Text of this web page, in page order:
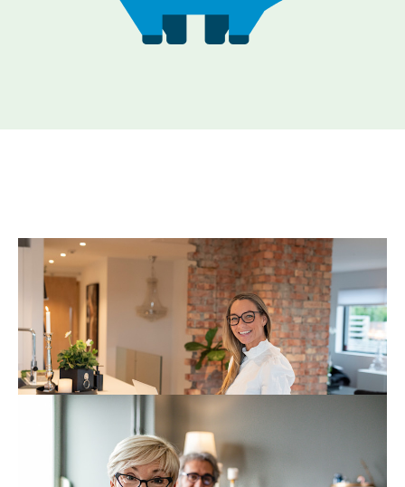
Hva er egentlig forskjellen på fiber og
5G?
Med fiberbredbånd hjemme og tilgang til 5G når du er
på farten, er du på nett hele tiden!
Les om forskjellen på fiber og 5G
Velg vår tv- og strømmetjeneste!
Med et Altibox-abonnement levert av NTE er det du
som bestemmer hvilke kanaler og strømmetjenester